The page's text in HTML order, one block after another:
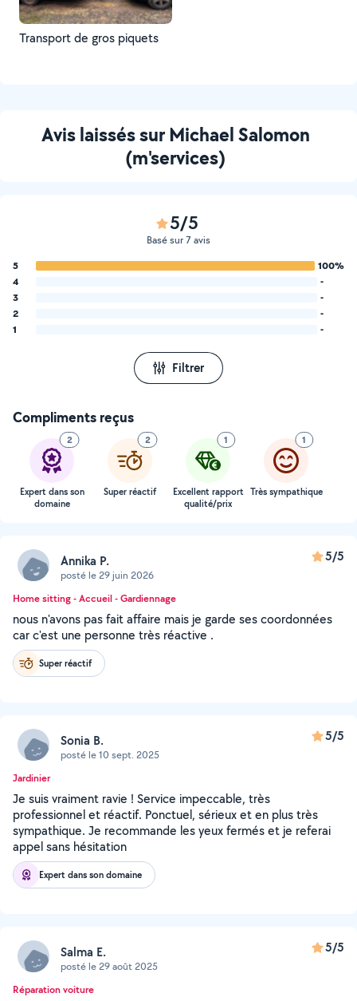
Transport de gros piquets
Avis laissés sur Michael Salomon
(m'services)
5/5
Basé sur 7 avis
5
100%
4
-
3
-
2
-
1
-
Filtrer
Compliments reçus
2
Expert dans son
domaine
2
Super réactif
1
Excellent rapport
qualité/prix
1
Très sympathique
Annika P.
posté le 29 juin 2026
5/5
Home sitting - Accueil - Gardiennage
nous n'avons pas fait affaire mais je garde ses coordonnées
car c'est une personne très réactive .
Super réactif
Sonia B.
posté le 10 sept. 2025
5/5
Jardinier
Je suis vraiment ravie ! Service impeccable, très
professionnel et réactif. Ponctuel, sérieux et en plus très
sympathique. Je recommande les yeux fermés et je referai
appel sans hésitation
Expert dans son domaine
Salma E.
posté le 29 août 2025
5/5
Réparation voiture